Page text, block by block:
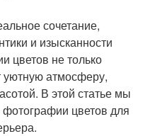
Акценты в интерьере
Года в интерьере
сочетание,
и изысканности
цветов не только
уютную атмосферу,
В этой статье мы
фотографии цветов для